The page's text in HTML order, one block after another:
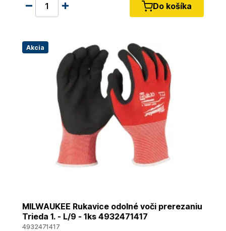
Do košíka
Akcia
MILWAUKEE Rukavice odolné voči prerezaniu
Trieda 1. - L/9 - 1ks 4932471417
4932471417